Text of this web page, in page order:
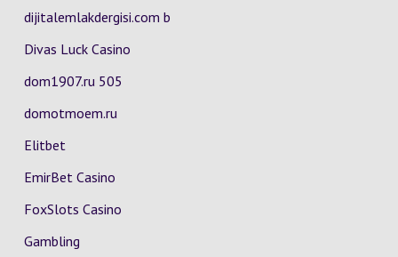
dijitalemlakdergisi.com b
Divas Luck Casino
dom1907.ru 505
domotmoem.ru
Elitbet
EmirBet Casino
FoxSlots Casino
Gambling